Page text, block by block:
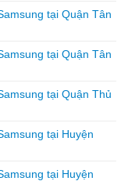
tại Quận Tân
tại Quận Tân
tại Quận Thủ
tại Huyện
tại Huyện